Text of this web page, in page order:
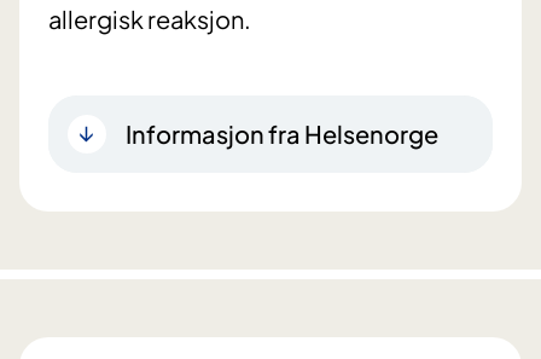
allergisk reaksjon.
Informasjon fra Helsenorge